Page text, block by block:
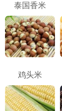
泰国香米
鸡头米